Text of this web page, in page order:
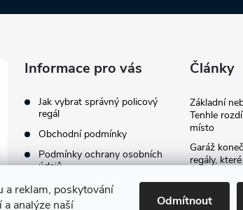
a reklam, poskytování
analýze naší
Odmítnout
Informace pro vás
Jak vybrat správný policový
regál
Obchodní podmínky
Podmínky ochrany osobních
údajů
Články
Základní
Tenhle
místo
Garáž
regály,
Jak
průvodce